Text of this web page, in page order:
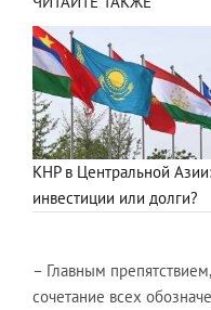
КНР в Центральной Азии:
инвестиции или долги?
– Главным
сочетание всех